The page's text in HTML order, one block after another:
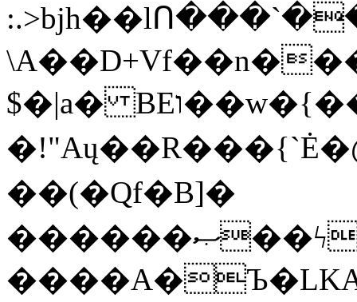
$�|a� BEו��w�{���;���q�X��d%�������W� hU�(�1�Ū}9�S�F<��i�L3�;�
��(�Qf�B]�
������ޞ��ϟak��r��_39$�8�p���7�2�yIZ�R��x��/